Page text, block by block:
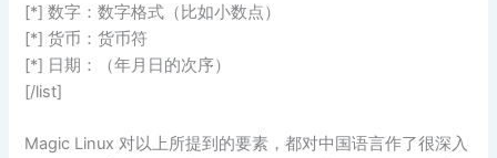
[*] 数字：数字格式（比如小数点）
[*] 货币：货币符
[*] 日期：（年月日的次序）
[/list]
Magic Linux 对以上所提到的要素，都对中国语言作了很深入